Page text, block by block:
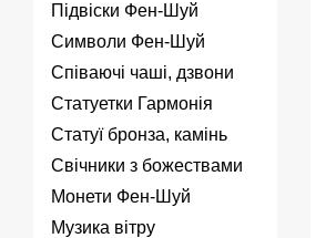
Підвіски Фен-Шуй
Символи Фен-Шуй
Співаючі чаші, дзвони
Статуетки Гармонія
Статуї бронза, камінь
Свічники з божествами
Монети Фен-Шуй
Музика вітру